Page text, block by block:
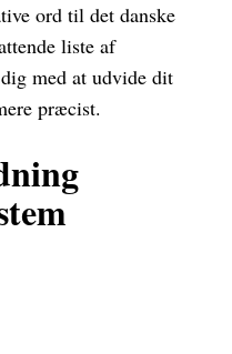
ord til det danske
liste af
med at udvide dit
præcist.